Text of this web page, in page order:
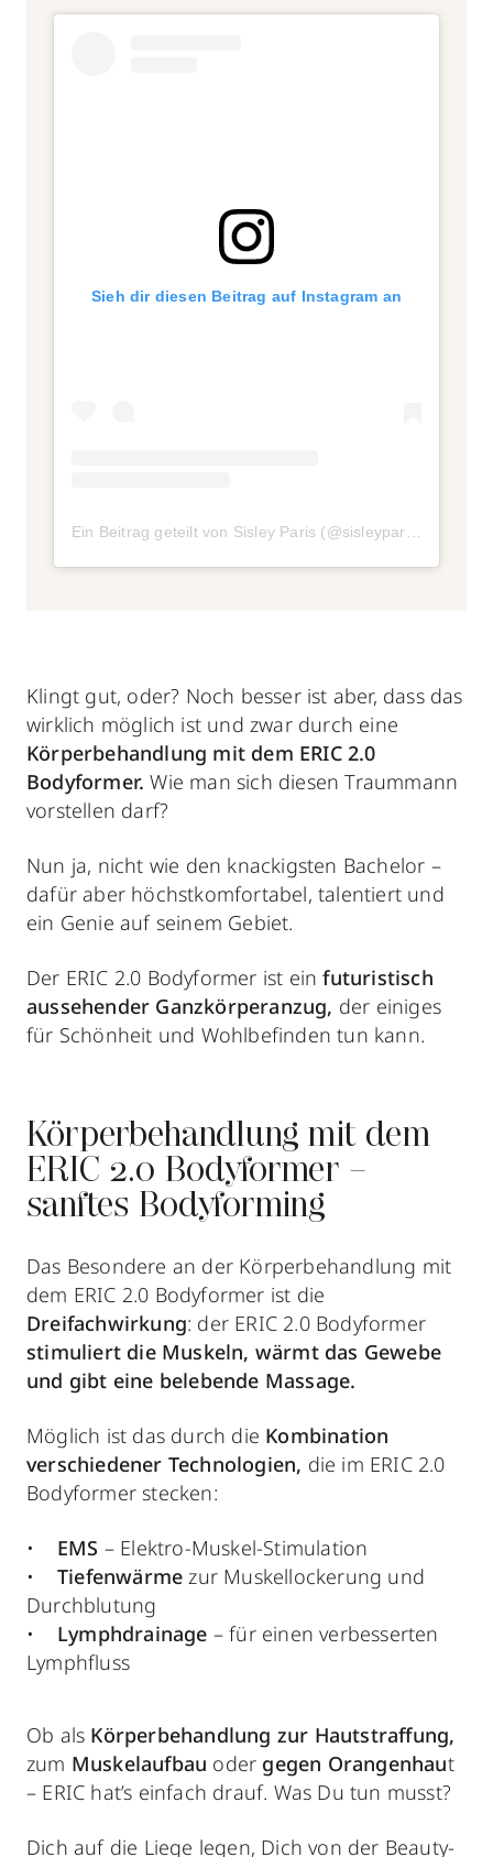
Sieh dir diesen Beitrag auf Instagram an
Klingt gut, oder? Noch besser ist aber, dass das
wirklich möglich ist und zwar durch eine
Körperbehandlung mit dem ERIC 2.0
Bodyformer. Wie man sich diesen Traummann
vorstellen darf?
Nun ja, nicht wie den knackigsten Bachelor –
dafür aber höchstkomfortabel, talentiert und
ein Genie auf seinem Gebiet.
Der ERIC 2.0 Bodyformer ist ein futuristisch
aussehender Ganzkörperanzug, der einiges
für Schönheit und Wohlbefinden tun kann.
Körperbehandlung mit dem
ERIC 2.0 Bodyformer –
sanftes Bodyforming
Das Besondere an der Körperbehandlung mit
dem ERIC 2.0 Bodyformer ist die
Dreifachwirkung: der ERIC 2.0 Bodyformer
stimuliert die Muskeln, wärmt das Gewebe
und gibt eine belebende Massage.
Möglich ist das durch die Kombination
verschiedener Technologien, die im ERIC 2.0
Bodyformer stecken:
• EMS – Elektro-Muskel-Stimulation
• Tiefenwärme zur Muskellockerung und
Durchblutung
• Lymphdrainage – für einen verbesserten
Lymphfluss
Ob als Körperbehandlung zur Hautstraffung,
zum Muskelaufbau oder gegen Orangenhaut
– ERIC hat’s einfach drauf. Was Du tun musst?
Dich auf die Liege legen, Dich von der Beauty-